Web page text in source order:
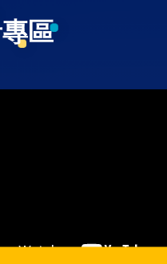
出現大小眼症狀p張姓少婦經
改善聯合新聞網自由健康網
區